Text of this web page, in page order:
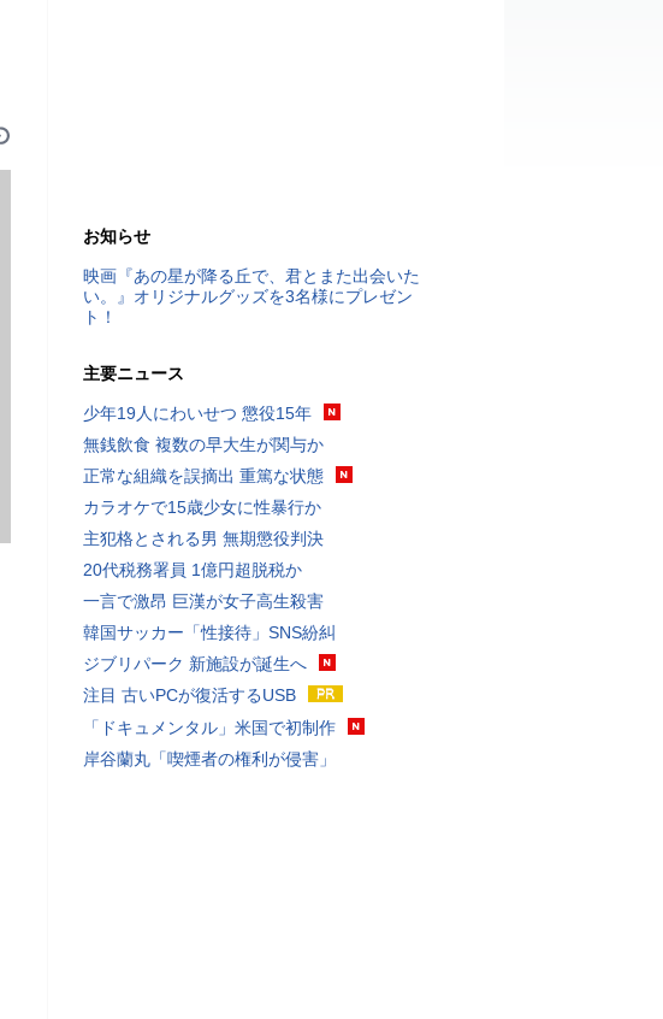
お知らせ
映画『あの星が降る丘で、君とまた出会いた
い。』オリジナルグッズを3名様にプレゼン
ト！
主要ニュース
少年19人にわいせつ 懲役15年
無銭飲食 複数の早大生が関与か
正常な組織を誤摘出 重篤な状態
カラオケで15歳少女に性暴行か
主犯格とされる男 無期懲役判決
20代税務署員 1億円超脱税か
一言で激昂 巨漢が女子高生殺害
韓国サッカー「性接待」SNS紛糾
ジブリパーク 新施設が誕生へ
注目 古いPCが復活するUSB
「ドキュメンタル」米国で初制作
岸谷蘭丸「喫煙者の権利が侵害」